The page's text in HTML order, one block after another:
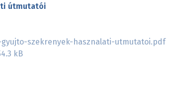
útmutatói
szekrenyek-hasznalati-utmutatoi.pdf
kB